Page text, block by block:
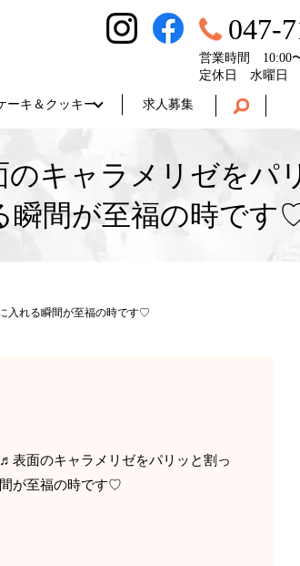
ーキ＆クッキー 求人募集
047-
営業時間 10:00
定休日 水曜日
キャラメリゼをパ
瞬間が至福の時です
入れる瞬間が至福の時です♡
表面のキャラメリゼをパリッと割っ
が至福の時です♡